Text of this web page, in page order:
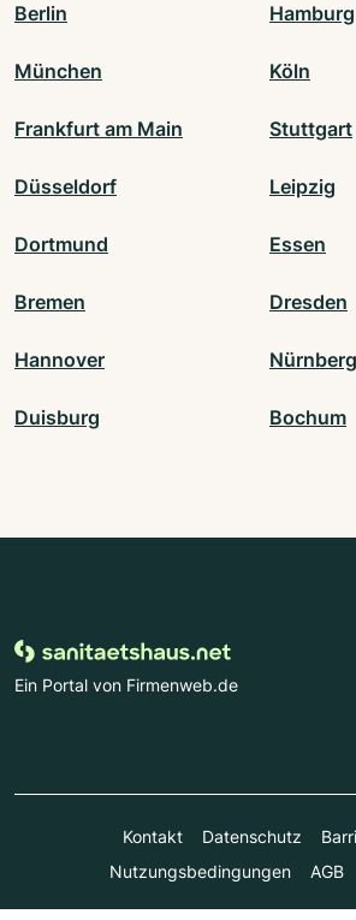
Berlin Hamburg
München Köln
Frankfurt am Main Stuttgart
Düsseldorf Leipzig
Dortmund Essen
Bremen Dresden
Hannover Nürnberg
Duisburg Bochum
Ein Portal von Firmenweb.de
Kontakt Datenschutz
Nutzungsbedingungen
AGB